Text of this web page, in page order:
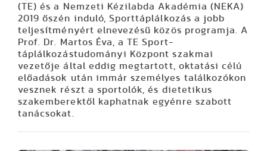
(TE) és a Nemzeti Kézilabda Akadémia (NEKA)
2019 őszén induló, Sporttáplálkozás a jobb
teljesítményért elnevezésű közös programja. A
Prof. Dr. Martos Éva, a TE Sport-
táplálkozástudományi Központ szakmai
vezetője által eddig megtartott, oktatási célú
előadások után immár személyes találkozókon
vesznek részt a sportolók, és dietetikus
szakemberektől kaphatnak egyénre szabott
tanácsokat.